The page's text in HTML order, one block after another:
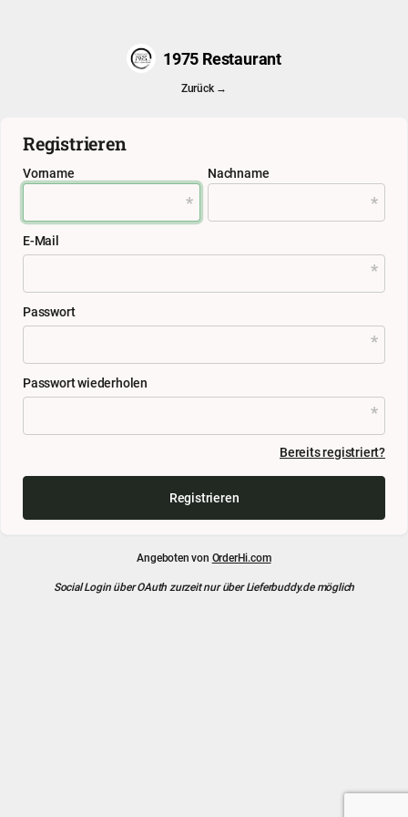
1975 Restaurant
Zurück →
Registrieren
Vorname Nachname
E-Mail
Passwort
Passwort wiederholen
Bereits registriert?
Registrieren
Angeboten von OrderHi.com
Social Login über OAuth zurzeit nur über Lieferbuddy.de möglich